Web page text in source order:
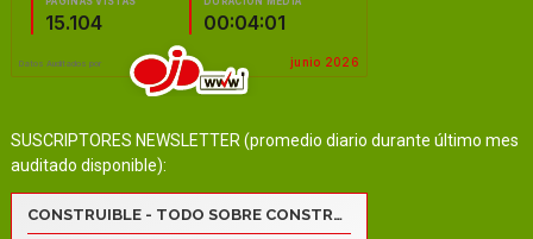
SUSCRIPTORES NEWSLETTER (promedio diario durante último mes
auditado disponible):